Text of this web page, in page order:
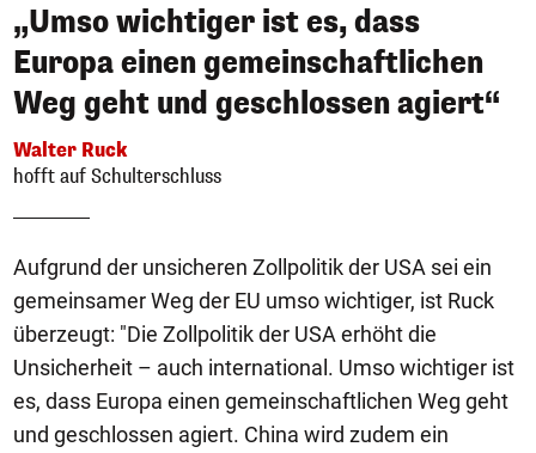
„Umso wichtiger ist es, dass
Europa einen gemeinschaftlichen
Weg geht und geschlossen agiert“
Walter Ruck
hofft auf Schulterschluss
Aufgrund der unsicheren Zollpolitik der USA sei ein
gemeinsamer Weg der EU umso wichtiger, ist Ruck
überzeugt: "Die Zollpolitik der USA erhöht die
Unsicherheit – auch international. Umso wichtiger ist
es, dass Europa einen gemeinschaftlichen Weg geht
und geschlossen agiert. China wird zudem ein